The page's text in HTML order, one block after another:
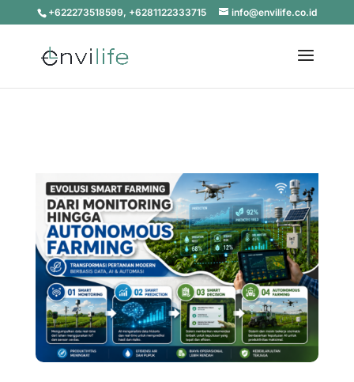
+622273518599, +6281122333715 info@envilife.co.id